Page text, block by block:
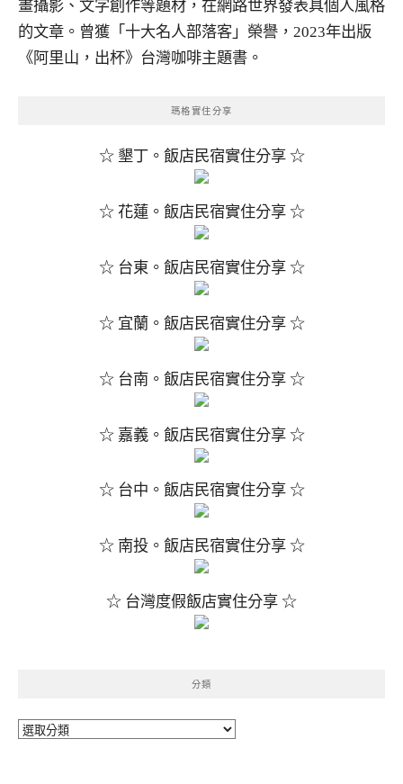
畫攝影、文字創作等題材，在網路世界發表具個人風格
的文章。曾獲「十大名人部落客」榮譽，2023年出版
《阿里山，出杯》台灣咖啡主題書。
瑪格實住分享
☆ 墾丁。飯店民宿實住分享 ☆
☆ 花蓮。飯店民宿實住分享 ☆
☆ 台東。飯店民宿實住分享 ☆
☆ 宜蘭。飯店民宿實住分享 ☆
☆ 台南。飯店民宿實住分享 ☆
☆ 嘉義。飯店民宿實住分享 ☆
☆ 台中。飯店民宿實住分享 ☆
☆ 南投。飯店民宿實住分享 ☆
☆ 台灣度假飯店實住分享 ☆
分類
分